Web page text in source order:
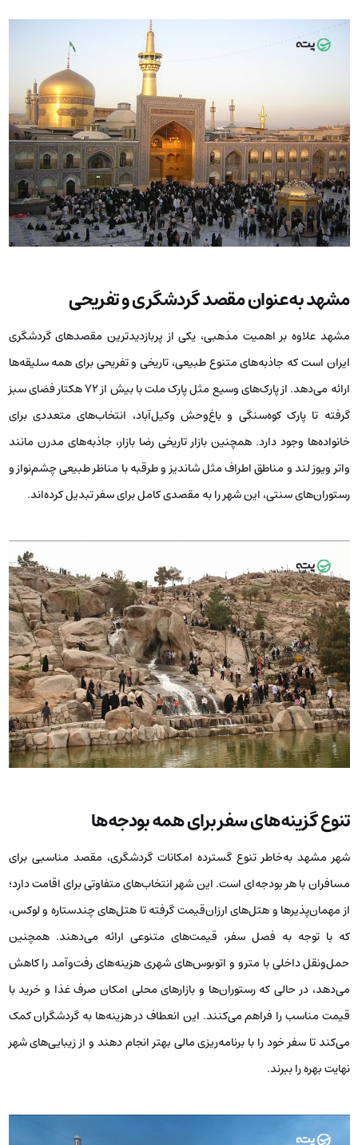
مشهد به‌عنوان مقصد گردشگری و تفریحی
مشهد علاوه‌ بر اهمیت مذهبی، یکی از پربازدیدترین مقصدهای گردشگری
ایران است که جاذبه‌های متنوع طبیعی، تاریخی و تفریحی برای همه سلیقه‌ها
ارائه می‌دهد. از پارک‌های وسیع مثل پارک ملت با بیش از ۷۲ هکتار فضای سبز
گرفته تا پارک کوه‌سنگی و باغ‌وحش وکیل‌آباد، انتخاب‌های متعددی برای
خانواده‌ها وجود دارد. همچنین بازار تاریخی رضا بازار، جاذبه‌های مدرن مانند
واتر ویوز لند و مناطق اطراف مثل شاندیز و طرقبه با مناظر طبیعی چشم‌نواز و
رستوران‌های سنتی، این شهر را به مقصدی کامل برای سفر تبدیل کرده‌اند.
تنوع گزینه‌های سفر برای همه بودجه‌ها
شهر مشهد به‌خاطر تنوع گسترده امکانات گردشگری، مقصد مناسبی برای
مسافران با هر بودجه‌ای است. این شهر انتخاب‌های متفاوتی برای اقامت دارد؛
از مهمان‌پذیرها و هتل‌های ارزان‌قیمت گرفته تا هتل‌های چندستاره و لوکس،
که با توجه به فصل سفر، قیمت‌های متنوعی ارائه می‌دهند. همچنین
حمل‌ونقل داخلی با مترو و اتوبوس‌های شهری هزینه‌های رفت‌وآمد را کاهش
می‌دهد، در حالی که رستوران‌ها و بازارهای محلی امکان صرف غذا و خرید با
قیمت مناسب را فراهم می‌کنند. این انعطاف در هزینه‌ها به گردشگران کمک
می‌کند تا سفر خود را با برنامه‌ریزی مالی بهتر انجام دهند و از زیبایی‌های شهر
نهایت بهره را ببرند.